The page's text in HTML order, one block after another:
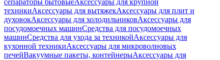
сепараторы бытовыеАксессуары для крупной
техникиАксессуары для вытяжекАксессуары для плит и
духовокАксессуары для холодильниковАксессуары для
посудомоечных машинСредства для посудомоечных
машинСредства для ухода за техникойАксессуары для
кухонной техникиАксессуары для микроволновых
печейВакуумные пакеты, контейнерыАксессуары для